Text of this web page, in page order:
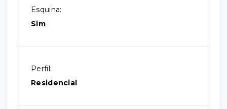
Esquina:
Sim
Perfil:
Residencial